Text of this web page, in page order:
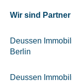
Wir sind Partner
Deussen
Berlin
Deussen